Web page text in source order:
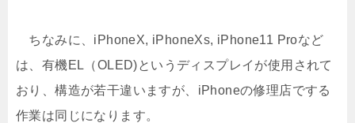
ちなみに、iPhoneX, iPhoneXs, iPhone11 Proなど
は、有機EL（OLED)というディスプレイが使用されて
おり、構造が若干違いますが、iPhoneの修理店でする
作業は同じになります。